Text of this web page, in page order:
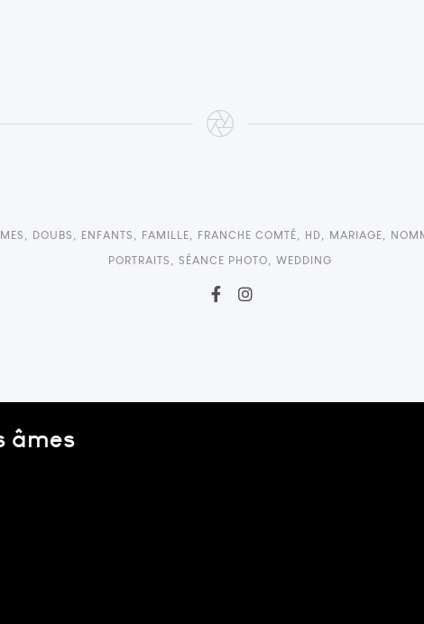
, DOUBS , ENFANTS , FAMILLE, FRANCHE COMTÉ, HD, MARIAGE,
PORTRAITS , SÉANCE PHOTO, WEDDING
âmes